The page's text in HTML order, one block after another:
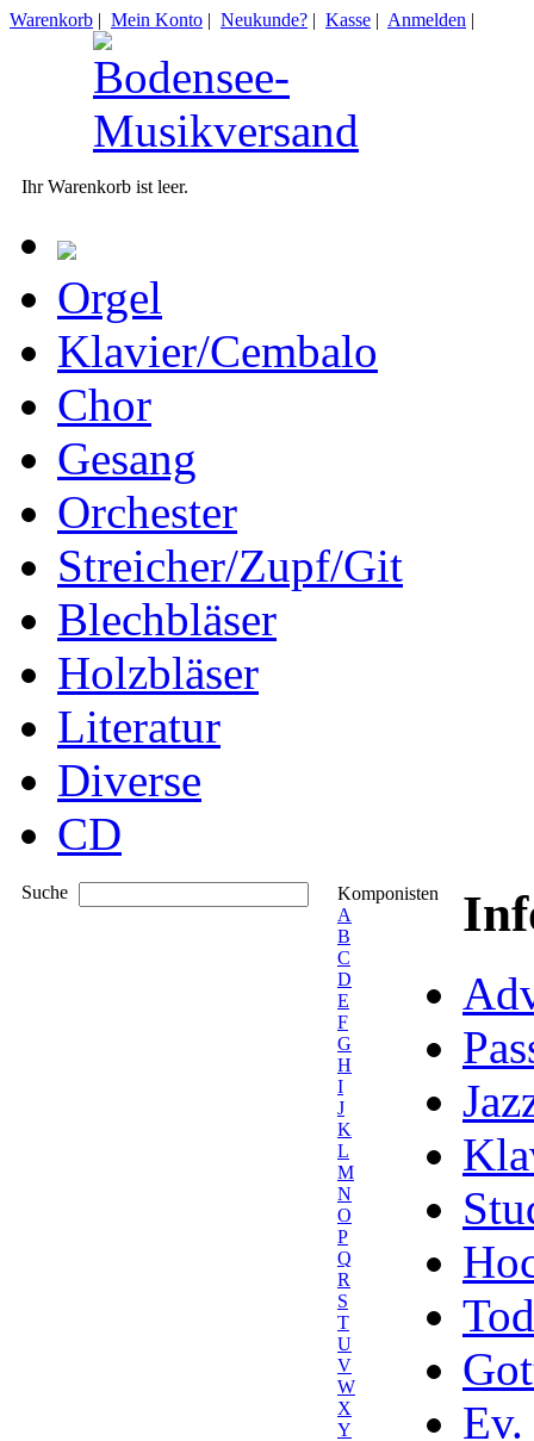
Warenkorb | Mein Konto | Neukunde? | Kasse | Anmelden |
Ihr Warenkorb ist leer.
Orgel
Klavier/Cembalo
Chor
Gesang
Orchester
Streicher/Zupf/Git
Blechbläser
Holzbläser
Literatur
Diverse
CD
Suche
Komponisten
A
B
C
D
E
F
G
H
I
J
K
L
M
N
O
P
Q
R
S
T
U
V
W
X
Y
Ev.